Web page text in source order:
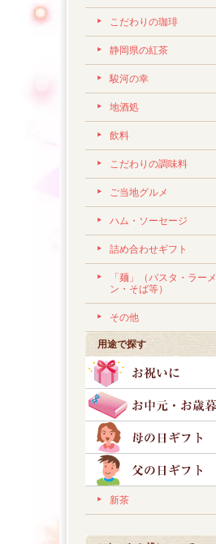
こだわりの珈琲
静岡県の紅茶
駿河の幸
地酒処
飲料
こだわりの調味料
ご当地グルメ
ハム・ソーセージ
詰め合わせギフト
「麺」（パスタ・ラーメ
ン・そば等）
その他
用途で探す
新茶